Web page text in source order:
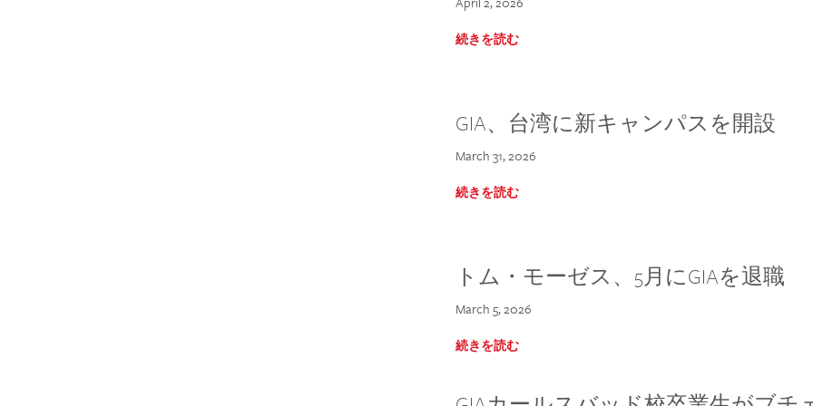
続きを読む
GIA、台湾に新キャンパスを開設
March 31, 2026
続きを読む
トム・モーゼス、5月にGIAを退職
March 5, 2026
続きを読む